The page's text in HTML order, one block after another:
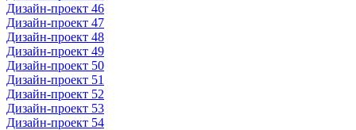
Дизайн-проект 46
Дизайн-проект 47
Дизайн-проект 48
Дизайн-проект 49
Дизайн-проект 50
Дизайн-проект 51
Дизайн-проект 52
Дизайн-проект 53
Дизайн-проект 54